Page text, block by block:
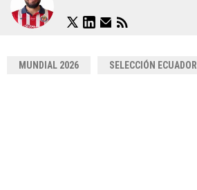
MUNDIAL 2026 SELECCIÓN ECUADOR